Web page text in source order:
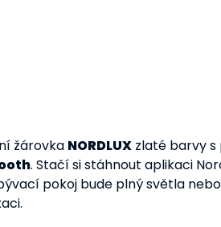
žárovka NORDLUX zlaté barvy
. Stačí si stáhnout aplikaci
pokoj bude plný světla